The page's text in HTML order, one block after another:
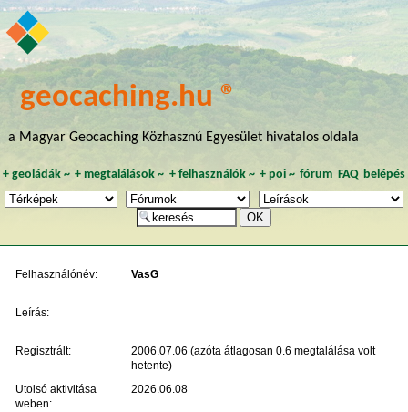
geocaching.hu ®
a Magyar Geocaching Közhasznú Egyesület hivatalos oldala
+ geoládák~ +megtalálások ~ + felhasználók~ + poi~ fórum FAQ belépés
Felhasználónév: VasG
Leírás:
Regisztrált:
2006.07.06 (azóta átlagosan 0.6 megtalálása volt
hetente)
Utolsó aktivitása
weben:
2026.06.08